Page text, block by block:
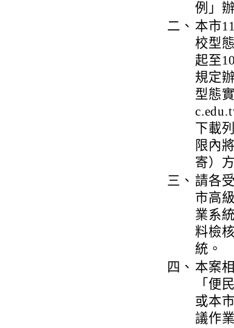
例」
二、 本市
校型
起至
規定
型態
下載
限內
寄）
三、 請各
市高
業系
料檢
統。
四、 本案
「便
或本
議作